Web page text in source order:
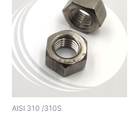
AISI 310 /310S